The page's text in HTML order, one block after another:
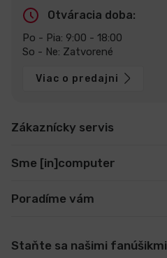
Otváracia doba:
Po - Pia: 9:00 - 18:00
So - Ne: Zatvorené
Viac o predajni
Zákaznícky servis
Sme [in]computer
Poradíme vám
Staňte sa našimi fanúšikmi